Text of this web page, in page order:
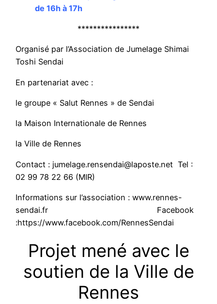
de 16h à 17h
****************
Organisé par l’Association de Jumelage Shimai
Toshi Sendai
En partenariat avec :
le groupe « Salut Rennes » de Sendai
la Maison Internationale de Rennes
la Ville de Rennes
Contact : jumelage.rensendai@laposte.net Tel :
02 99 78 22 66 (MIR)
Informations sur l’association : www.rennes-
sendai.fr Facebook
:https://www.facebook.com/RennesSendai
Projet mené avec le
soutien de la Ville de
Rennes